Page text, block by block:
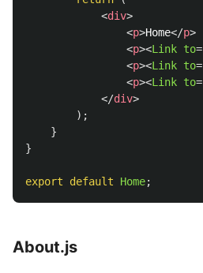
<div>
<p>Home</p>
<p><Link to=
<p><Link to=
<p><Link to=
</div>
);
}
}
export default Home;
About.js